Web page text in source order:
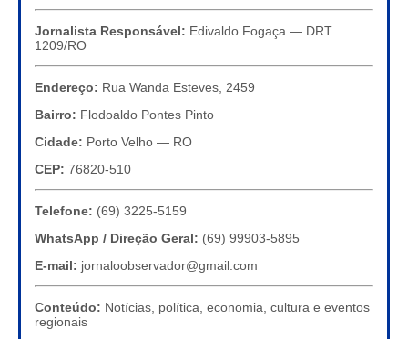
Jornalista Responsável: Edivaldo Fogaça — DRT
1209/RO
Endereço: Rua Wanda Esteves, 2459
Bairro: Flodoaldo Pontes Pinto
Cidade: Porto Velho — RO
CEP: 76820-510
Telefone: (69) 3225-5159
WhatsApp / Direção Geral: (69) 99903-5895
E-mail: jornaloobservador@gmail.com
Conteúdo: Notícias, política, economia, cultura e eventos
regionais